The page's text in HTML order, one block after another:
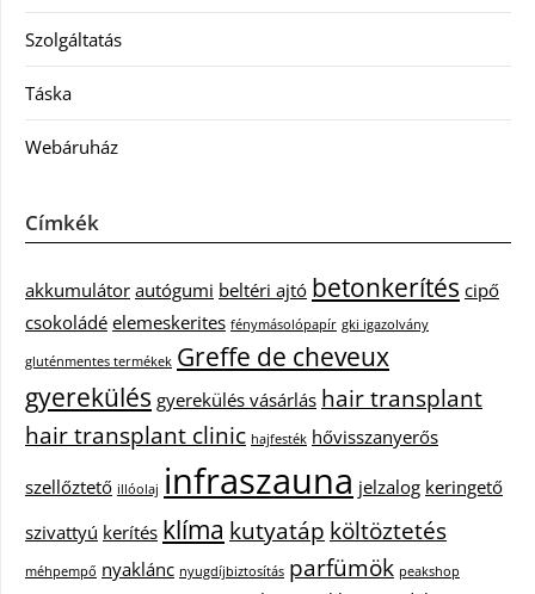
Szolgáltatás
Táska
Webáruház
Címkék
akkumulátor autógumi beltéri ajtó betonkerítés cipő
csokoládé elemeskerites fénymásolópapír gki igazolvány
gluténmentes termékek Greffe de cheveux
gyerekülés gyerekülés vásárlás hair transplant
hair transplant clinic hajfesték hővisszanyerős
szellőztető illóolaj infraszauna jelzalog keringető
szivattyú kerítés klíma kutyatáp költöztetés
méhpempő nyaklánc nyugdíjbiztosítás parfümök peakshop